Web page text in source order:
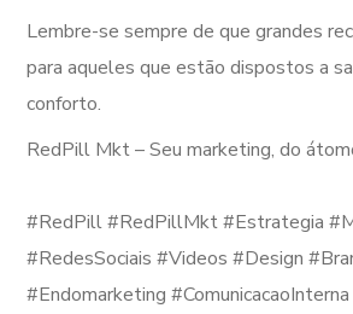
Lembre-se sempre de que grandes
para aqueles que estão dispostos a
conforto.
RedPill Mkt – Seu marketing, do
#RedPill #RedPillMkt #Estrategia
#RedesSociais #Videos #Design
#Endomarketing